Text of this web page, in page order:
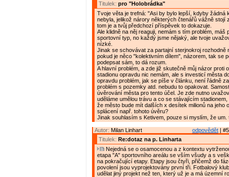
Titulek: pro "Holobrádka"
Tvoje věta je trefná: "Asi by bylo lepší, kdyby žádná
nebyla, jelikož nárory některých čtenářů vážně stojí
tom je a tvůj předchozí příspěvek to dokazuje.
Ale klidně na něj reaguji, nemám s tím problém, máš
sportovní typ, no každý jsme nějaký, ale tvoje
nízké.
Jinak se schovávat za partajní sterjnokroj rozhodně
pokud je něco "kolektivním dílem", názorem, tak se
podepsat sám, to dá rozum.
A hlavní problém, a zde již skutečně můj názor proti
stadionu opravdu nic nemám, ale s investicí města
opravdu problém, jak se píše v článku, není řádně
problém s pozemky atd. nebudu to opakovat.
úvěrování města pro tento účel. Je zde nutno
uděláme umělou trávu a co se stávajícím
že město bude mít dalších x desítek milionů na jeho
splácení např. tohoto úvěru?
Jinak souhlasím s Ketivem, pouze si myslím, že
odpovědět |
Autor: Milan Linhart
Titulek: Re:dotaz na p. Linharta
Nejedná se o osamocenou a z kontextu
etapa "A" sportovního areálu se vším všudy a s
na pokračující etapy. Etapy jsou čtyři, přičemž do
povolení jsou vyprojektovány první tři. Fotbalový
udělat jiný projekt než ten, který už je a má územní